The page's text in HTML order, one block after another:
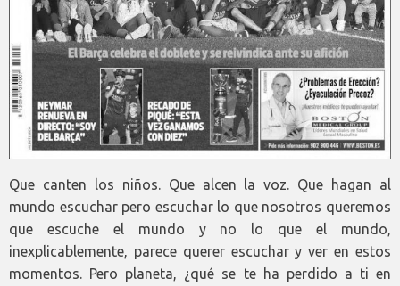
Que canten los niños. Que alcen la voz. Que hagan al
mundo escuchar pero escuchar lo que nosotros queremos
que escuche el mundo y no lo que el mundo,
inexplicablemente, parece querer escuchar y ver en estos
momentos. Pero planeta, ¿qué se te ha perdido a ti en